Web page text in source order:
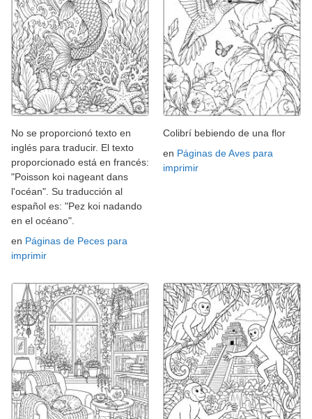
No se proporcionó texto en
inglés para traducir. El texto
proporcionado está en francés:
"Poisson koi nageant dans
l'océan". Su traducción al
español es: "Pez koi nadando
en el océano".
en Páginas de Peces para
imprimir
Colibrí bebiendo de una flor
en Páginas de Aves para
imprimir